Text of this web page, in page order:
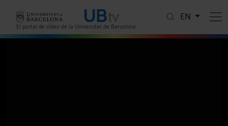
El portal de vídeo de la Universitat de Barcelona
EN